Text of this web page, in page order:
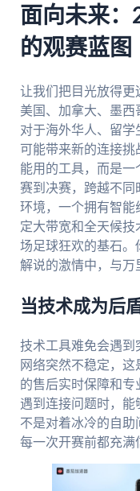
面向未来
的观赛蓝图
让我们把目光放得更
美国、加拿大、墨西
对于海外华人、留
可能带来新的连接
能用的工具，而是一
赛到决赛，跨越不
环境，一个拥有智能
定大带宽和全天候
场足球狂欢的基石。
解说的激情中，与万
当技术成为后
技术工具难免会遇到
网络突然不稳定，
的售后实时保障和
遇到连接问题时，
不是对着冰冷的自
每一次开赛前都充满